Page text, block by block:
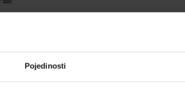
Pojedinosti